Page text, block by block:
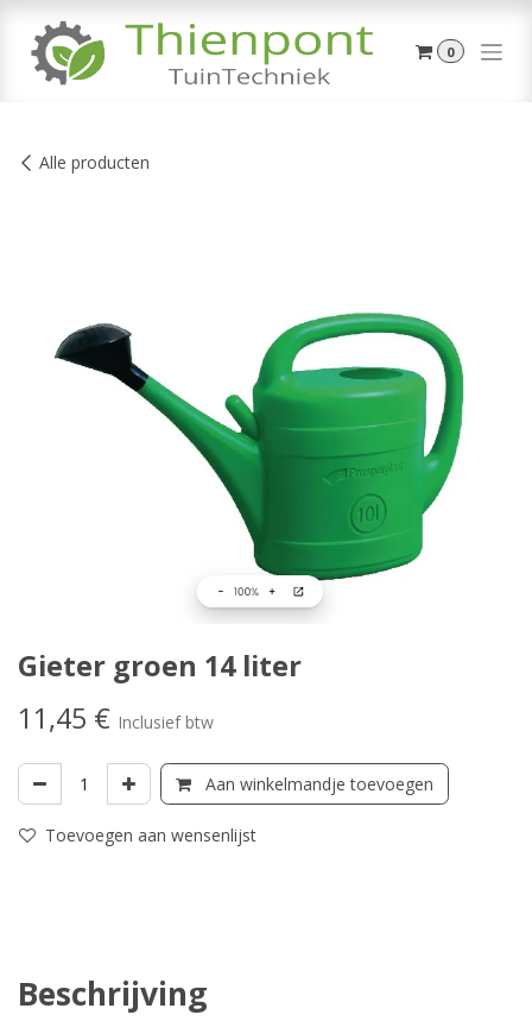
0
Alle producten
Gieter groen 14 liter
11,45 € Inclusief btw
Aan winkelmandje toevoegen
Toevoegen aan wensenlijst
Beschrijving